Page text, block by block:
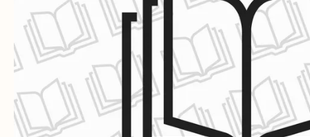
AGENDA
MUXIKEBARRI
KONTAKTUA